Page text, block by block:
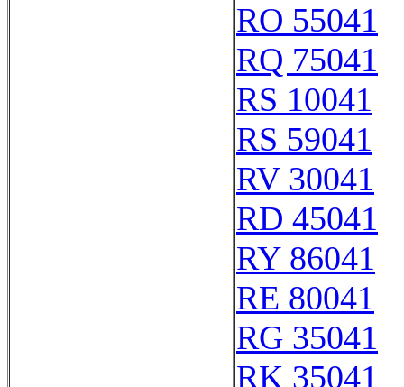
RO 55041
RQ 75041
RS 10041
RS 59041
RV 30041
RD 45041
RY 86041
RE 80041
RG 35041
RK 35041